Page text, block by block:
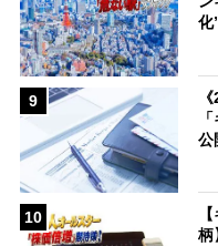
化
9
公
10
柄